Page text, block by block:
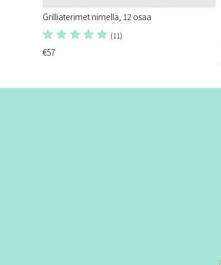
Grilliaterimet nimellä, 12 osaa
(11)
€57